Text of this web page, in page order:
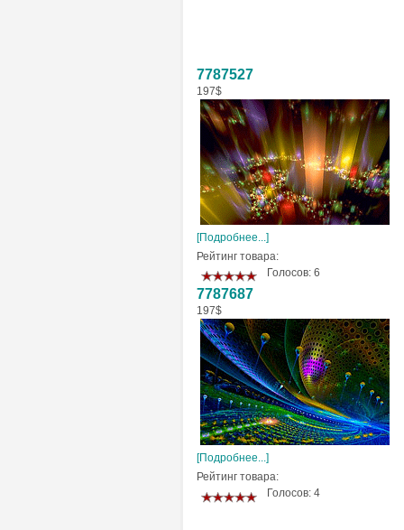
7787527
197$
[Подробнее...]
Рейтинг товара:
Голосов: 6
7787687
197$
[Подробнее...]
Рейтинг товара:
Голосов: 4